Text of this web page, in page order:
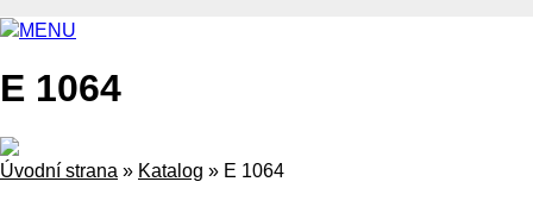
MENU
E 1064
Úvodní strana » Katalog » E 1064